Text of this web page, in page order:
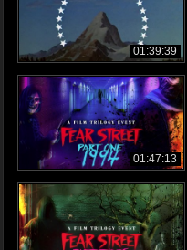
01:39:39
01:47:13